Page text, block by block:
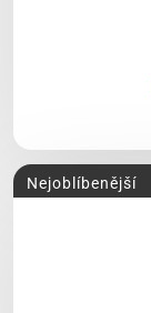
Nejoblíbenější